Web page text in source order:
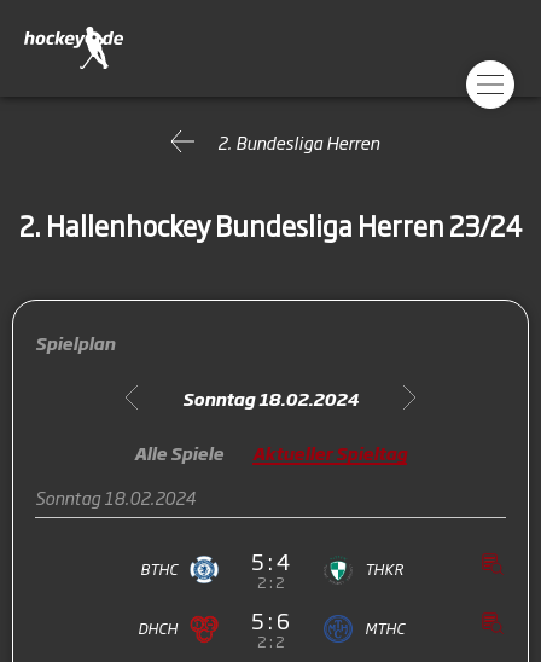
2. Bundesliga Herren
2. Hallenhockey Bundesliga Herren 23/24
Spielplan
Sonntag 18.02.2024
Alle Spiele
Aktueller Spieltag
Sonntag 18.02.2024
BTHC 5 : 4
2 : 2
THKR
DHCH 5 : 6
2 : 2
MTHC